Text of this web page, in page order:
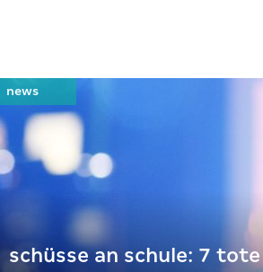
schüsse an schule: 7 tote